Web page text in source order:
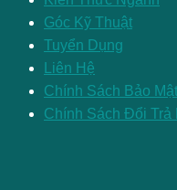
Góc Kỹ Thuật
Tuyển Dụng
Liên Hệ
Chính Sách Bảo Mật
Chính Sách Đổi Trả